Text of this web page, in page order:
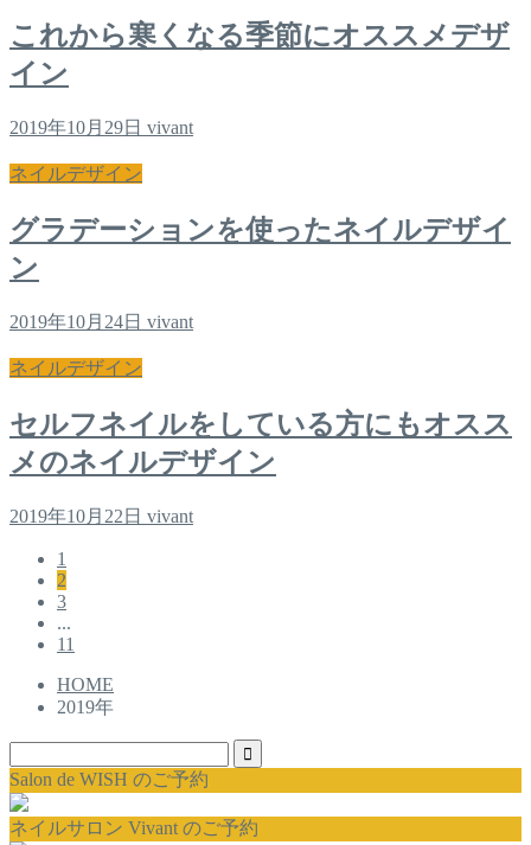
これから寒くなる季節にオススメデザ
イン
2019年10月29日 vivant
ネイルデザイン
グラデーションを使ったネイルデザイ
ン
2019年10月24日 vivant
ネイルデザイン
セルフネイルをしている方にもオスス
メのネイルデザイン
2019年10月22日 vivant
1
2
3
...
11
HOME
2019年
Salon de WISH のご予約
ネイルサロン Vivant のご予約